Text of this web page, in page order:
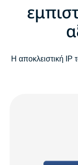
Η αποκλειστική IP